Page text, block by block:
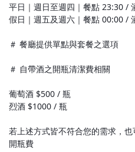
平日｜週日至週四｜餐點 23:30 /
假日｜週五及週六｜餐點 00:00 /
＃ 餐廳提供單點與套餐之選項
＃ 自帶酒之開瓶清潔費相關
葡萄酒 $500 / 瓶
烈酒 $1000 / 瓶
若上述方式皆不符合您的需求，
開瓶費